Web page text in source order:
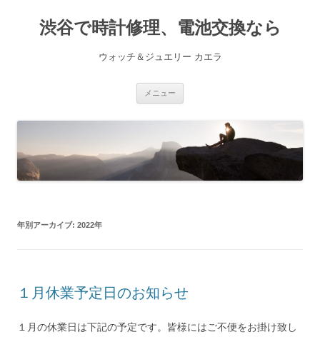
渋谷で時計修理、電池交換なら
ウォッチ＆ジュエリー カエラ
メニュー
ス
キ
プ
年別アーカイブ: 2022年
１月休業予定日のお知らせ
１月の休業日は下記の予定です。皆様にはご不便をお掛け致し